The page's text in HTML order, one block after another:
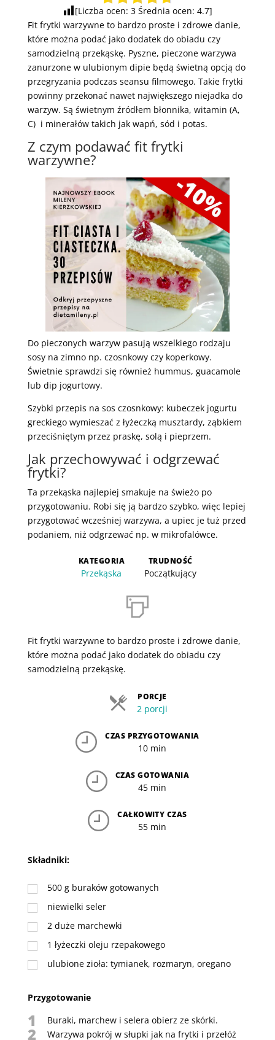
[Liczba ocen: 3Średnia ocen: 4.7]
Fit frytki warzywne to bardzo proste i zdrowe danie,
które można podać jako dodatek do obiadu czy
samodzielną przekąskę. Pyszne, pieczone warzywa
zanurzone w ulubionym dipie będą świetną opcją do
przegryzania podczas seansu filmowego. Takie frytki
powinny przekonać nawet największego niejadka do
warzyw. Są świetnym źródłem błonnika, witamin (A,
C) i minerałów takich jak wapń, sód i potas.
Z czym podawać fit frytki
warzywne?
Do pieczonych warzyw pasują wszelkiego rodzaju
sosy na zimno np. czosnkowy czy koperkowy.
Świetnie sprawdzi się również hummus, guacamole
lub dip jogurtowy.
Szybki przepis na sos czosnkowy: kubeczek jogurtu
greckiego wymieszać z łyżeczką musztardy, ząbkiem
przeciśniętym przez praskę, solą i pieprzem.
Jak przechowywać i odgrzewać
frytki?
Ta przekąska najlepiej smakuje na świeżo po
przygotowaniu. Robi się ją bardzo szybko, więc lepiej
przygotować wcześniej warzywa, a upiec je tuż przed
podaniem, niż odgrzewać np. w mikrofalówce.
KATEGORIA
Przekąska
TRUDNOŚĆ
Początkujący
Fit frytki warzywne to bardzo proste i zdrowe danie,
które można podać jako dodatek do obiadu czy
samodzielną przekąskę.
PORCJE
2 porcji
CZAS PRZYGOTOWANIA
10 min
CZAS GOTOWANIA
45 min
CAŁKOWITY CZAS
55 min
Składniki:
500 g buraków gotowanych
niewielki seler
2 duże marchewki
1 łyżeczki oleju rzepakowego
ulubione zioła: tymianek, rozmaryn, oregano
Przygotowanie
1 Buraki, marchew i selera obierz ze skórki.
2 Warzywa pokrój w słupki jak na frytki i przełóż